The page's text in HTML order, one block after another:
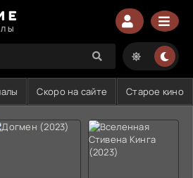
Скоро на сайте Старое кино